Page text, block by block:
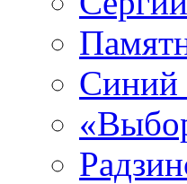
Синий